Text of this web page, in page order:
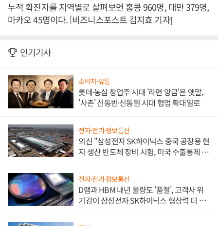
누적 확진자를 지역별로 살펴보면 홍콩 960명, 대만 379명,
마카오 45명이다. [비즈니스포스트 김지효 기자]
인기기사
소비자·유통
롯데·농심 창업주 시대 '라면 앙금'은 옛말,
'사촌' 신동빈·신동원 시대 협업 확대일로
전자·전기·정보통신
외신 "삼성전자 SK하이닉스 중국 공장용 현
지 생산 반도체 장비 시험, 미국 수출통제 대
전자·전기·정보통신
D램과 HBM 내년 물량도 '품절', 고객사 위
기감이 삼성전자 SK하이닉스 협상력 더 키